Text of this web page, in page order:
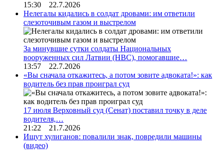
15:30 22.7.2026
Нелегалы кидались в солдат дровами: им ответили
слезоточивым газом и выстрелом
За минувшие сутки солдаты Национальных
вооруженных сил Латвии (НВС), помогавшие…
13:57 22.7.2026
«Вы сначала откажитесь, а потом зовите адвоката!»: как
водитель без прав проиграл суд
17 июля Верховный суд (Сенат) поставил точку в деле
водителя,…
21:22 21.7.2026
Ищут хулиганов: повалили знак, повредили машины
(видео)